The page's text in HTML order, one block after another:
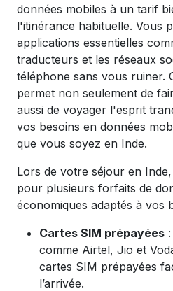
données mobiles à un tarif
l'itinérance habituelle. Vous
applications essentielles
traducteurs et les réseaux
téléphone sans vous ruiner.
permet non seulement de
aussi de voyager l'esprit
vos besoins en données
que vous soyez en Inde.
Lors de votre séjour en
pour plusieurs forfaits de
économiques adaptés à vos
Cartes SIM prépayées
comme Airtel, Jio et
cartes SIM prépayées
l’arrivée.